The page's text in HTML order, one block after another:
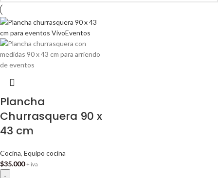
Plancha
Churrasquera 90 x
43 cm
Cocina, Equipo cocina
$35.000 + iva